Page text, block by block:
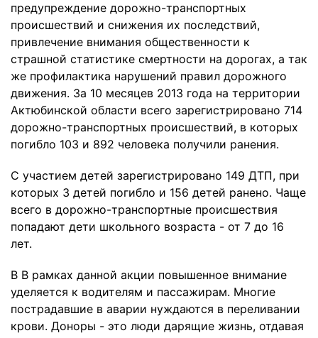
предупреждение дорожно-транспортных
происшествий и снижения их последствий,
привлечение внимания общественности к
страшной статистике смертности на дорогах, а так
же профилактика нарушений правил дорожного
движения. За 10 месяцев 2013 года на территории
Актюбинской области всего зарегистрировано 714
дорожно-транспортных происшествий, в которых
погибло 103 и 892 человека получили ранения.
С участием детей зарегистрировано 149 ДТП, при
которых 3 детей погибло и 156 детей ранено. Чаще
всего в дорожно-транспортные происшествия
попадают дети школьного возраста - от 7 до 16
лет.
В В рамках данной акции повышенное внимание
уделяется к водителям и пассажирам. Многие
пострадавшие в аварии нуждаются в переливании
крови. Доноры - это люди дарящие жизнь, отдавая